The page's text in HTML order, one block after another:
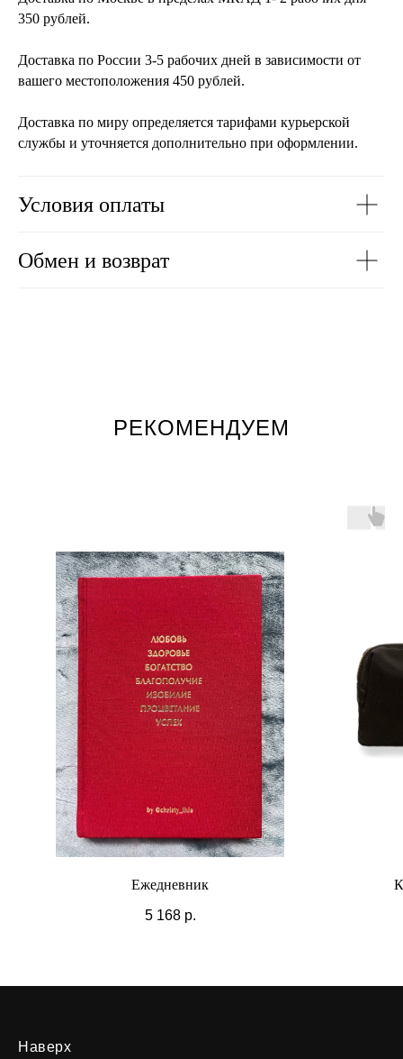
350 рублей.
Доставка по России 3-5 рабочих дней в зависимости от
вашего местоположения 450 рублей.
Доставка по миру определяется тарифами курьерской
службы и уточняется дополнительно при оформлении.
Условия оплаты
Обмен и возврат
РЕКОМЕНДУЕМ
Ежедневник
5 168 р.
Наверх